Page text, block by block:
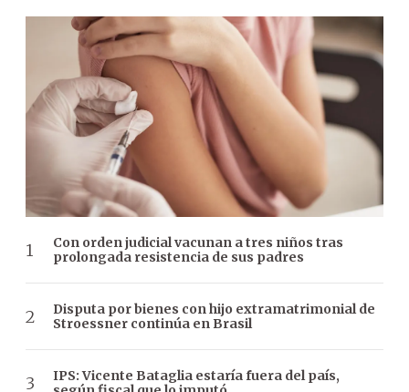
Con orden judicial vacunan a tres niños tras
prolongada resistencia de sus padres
Disputa por bienes con hijo extramatrimonial de
Stroessner continúa en Brasil
IPS: Vicente Bataglia estaría fuera del país,